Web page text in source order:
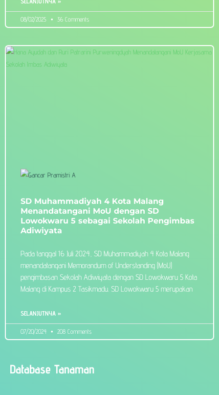
08/02/2025 36 Comments
SD Muhammadiyah 4 Kota Malang
Menandatangani MoU dengan SD
Lowokwaru 5 sebagai Sekolah Pengimbas
Adiwiyata
Pada tanggal 16 Juli 2024, SD Muhammadiyah 4 Kota Malang
menandatangani Memorandum of Understanding (MoU)
pengimbasan Sekolah Adiwiyata dengan SD Lowokwaru 5 Kota
Malang di Kampus 2 Tasikmadu. SD Lowokwaru 5 merupakan
SELANJUTNYA »
07/20/2024 208 Comments
Database Tanaman